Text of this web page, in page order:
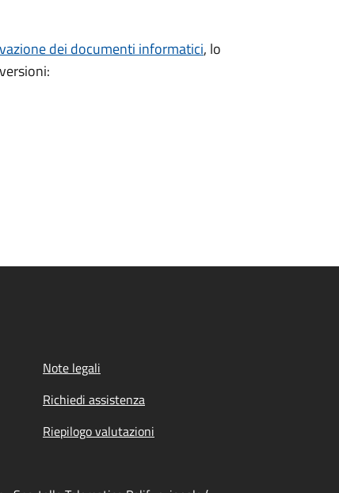
dei documenti informatici, lo
Note legali
Richiedi assistenza
Riepilogo valutazioni